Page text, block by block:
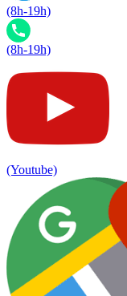
(8h-19h)
(8h-19h)
(Youtube)